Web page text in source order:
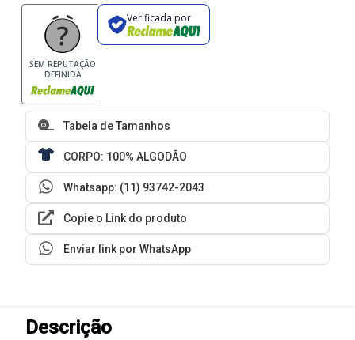
SEM REPUTAÇÃO
DEFINIDA
Verificada por
Tabela de Tamanhos
CORPO: 100% ALGODÃO
Whatsapp: (11) 93742-2043
Copie o Link do produto
Enviar link por WhatsApp
Descrição